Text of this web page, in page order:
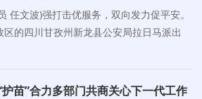
任文波)强打击优服务，双向发力促平安。
的四川甘孜州新龙县公安局拉日马派出
，着眼辖区社情民意，充分发
苗”合力多部门共商关心下一代工作